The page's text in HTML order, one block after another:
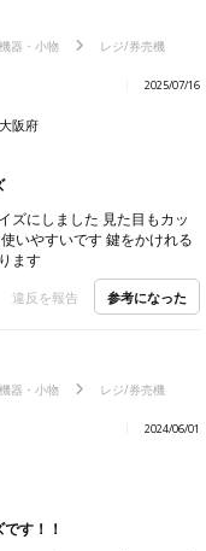
器・小物 レジ/券売機
2025/07/16
大阪府
ズにしました 見た目もカッ
いやすいです 鍵をかけれる
ます
違反を報告 参考になった
器・小物 レジ/券売機
2024/06/01
す！！